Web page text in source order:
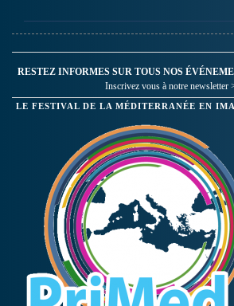
RESTEZ INFORMES SUR TOUS NOS
Inscrivez vous à notre newsletter
LE FESTIVAL DE LA MÉDITERRANÉE EN